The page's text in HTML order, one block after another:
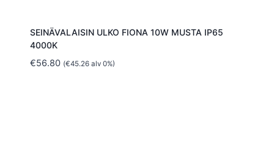
SEINÄVALAISIN ULKO FIONA 10W MUSTA IP65
4000K
€56.80 (€45.26alv 0%)